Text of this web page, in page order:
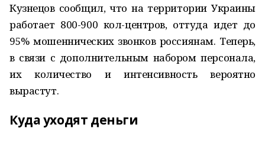
Кузнецов сообщил, что на территории Украины
работает 800-900 кол-центров, оттуда идет до
95% мошеннических звонков россиянам. Теперь,
в связи с дополнительным набором персонала,
их количество и интенсивность вероятно
вырастут.
Куда уходят деньги